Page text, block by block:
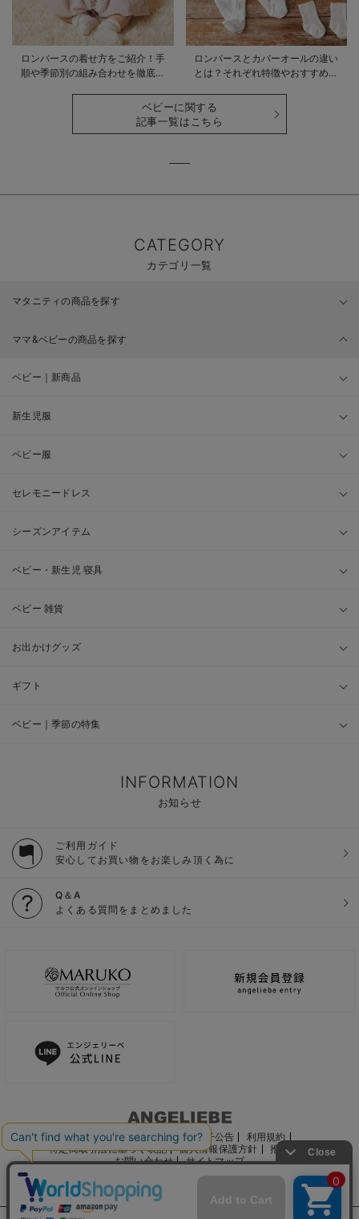
ロンパースの着せ方をご紹介！手
順や季節別の組み合わせを徹底解
ロンパースとカバーオールの違い
とは？それぞれ特徴やおすすめ商
ベビーに関する
記事一覧はこちら
CATEGORY
カテゴリ一覧
マタニティの商品を探す
ママ&ベビーの商品を探す
ベビー｜新商品
新生児服
ベビー服
セレモニードレス
シーズンアイテム
ベビー・新生児 寝具
ベビー 雑貨
お出かけグッズ
ギフト
ベビー｜季節の特集
INFORMATION
お知らせ
ご利用ガイド
安心してお買い物をお楽しみ頂く為に
Q＆A
よくある質問をまとめました
ご利用ガイド 会社概要 電子公告
利用規約
特定商取引法に基づく表記
個人情報保護方針
推奨環境
お問い合わせ
サイトマップ